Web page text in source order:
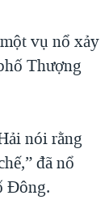
vụ nổ xảy
Thượng
nói rằng
đã nổ
Đông.